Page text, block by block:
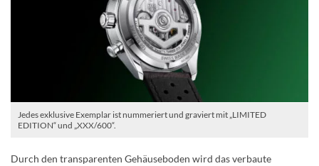
Jedes exklusive Exemplar ist nummeriert und graviert mit „LIMITED
EDITION“ und „XXX/600“.
Durch den transparenten Gehäuseboden wird das verbaute